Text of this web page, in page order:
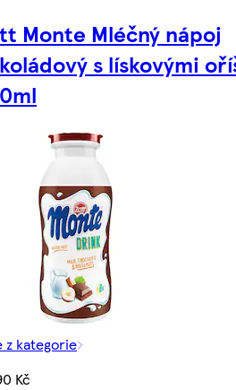
Monte Mléčný nápoj
s lískovými
z kategorie
Kč